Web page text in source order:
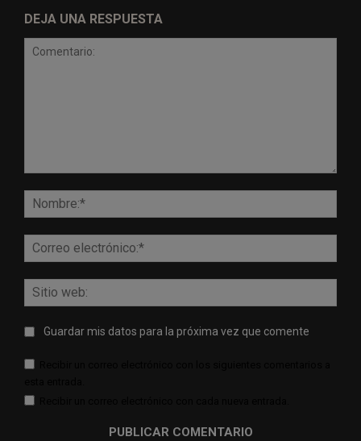
DEJA UNA RESPUESTA
Guardar mis datos para la próxima vez que comente